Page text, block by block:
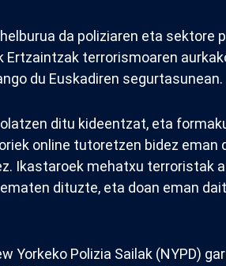
da poliziaren eta
Ertzaintzak terrorismoaren
du Euskadiren segurtasunean.
ditu kideentzat, eta
online tutoretzen bidez eman
Ikastaroek mehatxu terroristak
dituzte, eta doan eman
Yorkeko Polizia Sailak (NYPD)